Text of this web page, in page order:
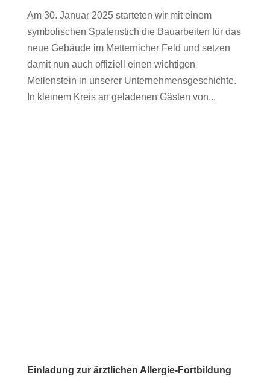
Am 30. Januar 2025 starteten wir mit einem
symbolischen Spatenstich die Bauarbeiten für das
neue Gebäude im Metternicher Feld und setzen
damit nun auch offiziell einen wichtigen
Meilenstein in unserer Unternehmensgeschichte.
In kleinem Kreis an geladenen Gästen von...
Einladung zur ärztlichen Allergie-Fortbildung